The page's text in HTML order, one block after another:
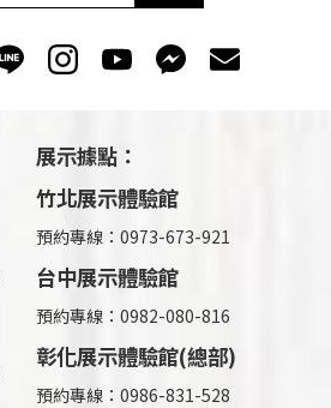
展示據點：
竹北展示體驗館
預約專線：0973-673-921
台中展示體驗館
預約專線：0982-080-816
彰化展示體驗館(總部)
預約專線： 0986-831-528